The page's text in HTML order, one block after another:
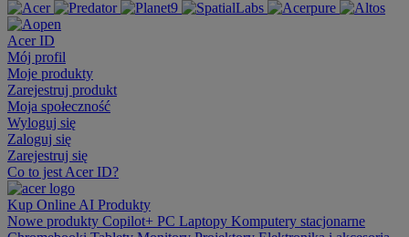
Acer ID
Mój profil
Moje produkty
Zarejestruj produkt
Moja społeczność
Wyloguj się
Zaloguj się
Zarejestruj się
Co to jest Acer ID?
Kup Online AI Produkty
Nowe produkty Copilot+ PC Laptopy Komputery stacjonarne